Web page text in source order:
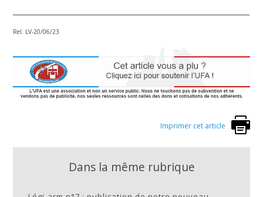
Rel. LV-20/06/23
Imprimer cet article
Dans la même rubrique